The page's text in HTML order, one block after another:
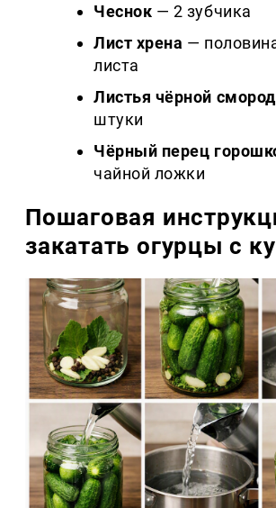
Чеснок — 2 зубчика
Лист хрена —
листа
Листья чёрной
штуки
Чёрный перец
чайной ложки
Пошаговая
закатать огурцы с